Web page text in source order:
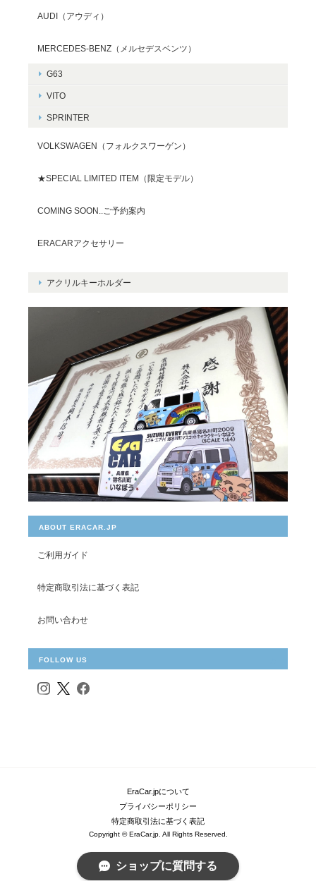
AUDI（アウディ）
MERCEDES-BENZ（メルセデスベンツ）
G63
VITO
SPRINTER
VOLKSWAGEN（フォルクスワーゲン）
★SPECIAL LIMITED ITEM（限定モデル）
COMING SOON..ご予約案内
ERACARアクセサリー
アクリルキーホルダー
ABOUT ERACAR.JP
ご利用ガイド
特定商取引法に基づく表記
お問い合わせ
FOLLOW US
EraCar.jpについて
プライバシーポリシー
特定商取引法に基づく表記
Copyright © EraCar.jp. All Rights Reserved.
ショップに質問する